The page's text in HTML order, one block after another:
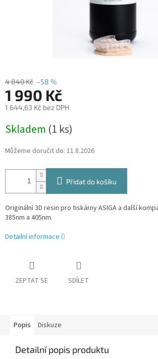
4 840 Kč –58 %
1 990 Kč
1 644,63 Kč bez DPH
cena:
Skladem (1 ks)
Můžeme doručit do: 11.8.2026
Přidat do košíku
Originální 3D resin pro tiskárny ASIGA a další
385nm a 405nm.
Detailní informace
ZEPTAT SE SDÍLET
Popis Diskuze
Detailní popis produktu